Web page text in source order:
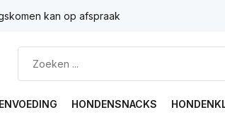
kan op afspraak
HONDENSNACKS